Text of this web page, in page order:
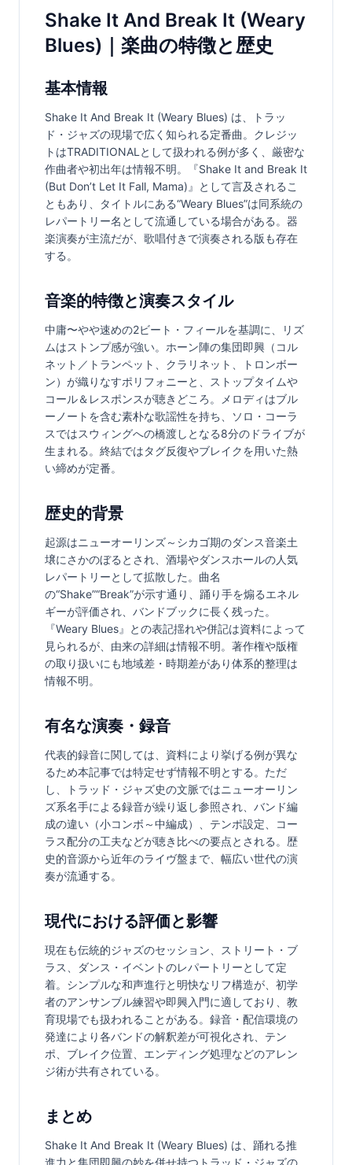
Shake It And Break It (Weary
Blues)｜楽曲の特徴と歴史
基本情報
Shake It And Break It (Weary Blues) は、トラッ
ド・ジャズの現場で広く知られる定番曲。クレジッ
トはTRADITIONALとして扱われる例が多く、厳密な
作曲者や初出年は情報不明。『Shake It and Break It
(But Don’t Let It Fall, Mama)』として言及されるこ
ともあり、タイトルにある“Weary Blues”は同系統の
レパートリー名として流通している場合がある。器
楽演奏が主流だが、歌唱付きで演奏される版も存在
する。
音楽的特徴と演奏スタイル
中庸〜やや速めの2ビート・フィールを基調に、リズ
ムはストンプ感が強い。ホーン陣の集団即興（コル
ネット／トランペット、クラリネット、トロンボー
ン）が織りなすポリフォニーと、ストップタイムや
コール＆レスポンスが聴きどころ。メロディはブル
ーノートを含む素朴な歌謡性を持ち、ソロ・コーラ
スではスウィングへの橋渡しとなる8分のドライブが
生まれる。終結ではタグ反復やブレイクを用いた熱
い締めが定番。
歴史的背景
起源はニューオーリンズ～シカゴ期のダンス音楽土
壌にさかのぼるとされ、酒場やダンスホールの人気
レパートリーとして拡散した。曲名
の“Shake”“Break”が示す通り、踊り手を煽るエネル
ギーが評価され、バンドブックに長く残った。
『Weary Blues』との表記揺れや併記は資料によって
見られるが、由来の詳細は情報不明。著作権や版権
の取り扱いにも地域差・時期差があり体系的整理は
情報不明。
有名な演奏・録音
代表的録音に関しては、資料により挙げる例が異な
るため本記事では特定せず情報不明とする。ただ
し、トラッド・ジャズ史の文脈ではニューオーリン
ズ系名手による録音が繰り返し参照され、バンド編
成の違い（小コンボ～中編成）、テンポ設定、コー
ラス配分の工夫などが聴き比べの要点とされる。歴
史的音源から近年のライヴ盤まで、幅広い世代の演
奏が流通する。
現代における評価と影響
現在も伝統的ジャズのセッション、ストリート・ブ
ラス、ダンス・イベントのレパートリーとして定
着。シンプルな和声進行と明快なリフ構造が、初学
者のアンサンブル練習や即興入門に適しており、教
育現場でも扱われることがある。録音・配信環境の
発達により各バンドの解釈差が可視化され、テン
ポ、ブレイク位置、エンディング処理などのアレン
ジ術が共有されている。
まとめ
Shake It And Break It (Weary Blues) は、踊れる推
進力と集団即興の妙を併せ持つトラッド・ジャズの